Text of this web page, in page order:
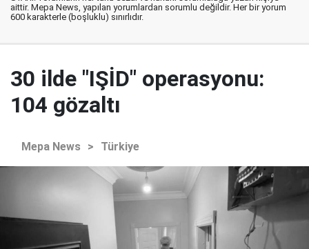
aittir. Mepa News, yapılan yorumlardan sorumlu değildir. Her bir yorum
600 karakterle (boşluklu) sınırlıdır.
30 ilde "IŞİD" operasyonu:
104 gözaltı
Mepa News > Türkiye